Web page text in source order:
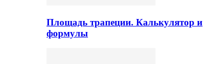
Площадь трапеции. Калькулятор и
формулы